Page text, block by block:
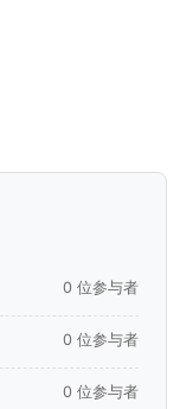
0 位参与者
0 位参与者
0 位参与者